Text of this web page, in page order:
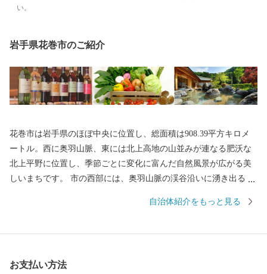
い。
岩手県花巻市のご紹介
花巻市は岩手県のほぼ中央に位置し、総面積は908.39平方キロメ
ートル。西に奥羽山脈、東には北上高地の山並みが連なる肥沃な
北上平野に位置し、季節ごとに変化に富んだ自然風景が広がる美
しいまちです。 市の西部には、奥羽山脈の渓谷沿いに湧き出る花
る湯けむりと深山の緑、目の前を流れる清流が、情緒豊かな風景
の優れた技術が多く伝えられています。さらに、岩手県内唯一の
自治体紹介をもっと見る
お支払い方法